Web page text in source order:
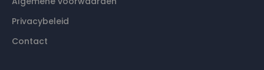
Privacybeleid
Contact